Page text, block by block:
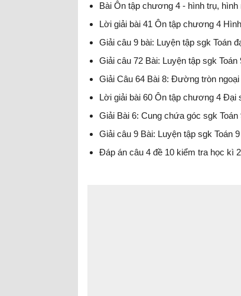
Bài Ôn tập chương 4 - hình trụ, hình
Lời giải bài 41 Ôn tập chương 4
Giải câu 9 bài: Luyện tập sgk Toán
Giải câu 72 Bài: Luyện tập sgk Toán
Giải Câu 64 Bài 8: Đường tròn
Lời giải bài 60 Ôn tập chương 4 Đại
Giải Bài 6: Cung chứa góc sgk Toán
Giải câu 9 Bài: Luyện tập sgk Toán
Đáp án câu 4 đề 10 kiểm tra học kì